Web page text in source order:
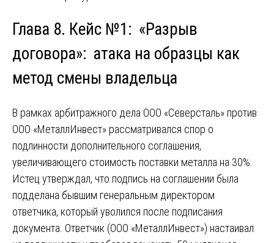
Глава 8. Кейс №1: «Разрыв
договора»: атака на образцы как
метод смены владельца
В рамках арбитражного дела ООО «Северсталь» против
ООО «МеталлИнвест» рассматривался спор о
подлинности дополнительного соглашения,
увеличивающего стоимость поставки металла на 30%.
Истец утверждал, что подпись на соглашении была
подделана бывшим генеральным директором
ответчика, который уволился после подписания
документа. Ответчик (ООО «МеталлИнвест») настаивал